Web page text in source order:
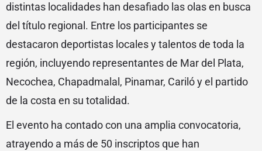
distintas localidades han desafiado las olas en busca
del título regional. Entre los participantes se
destacaron deportistas locales y talentos de toda la
región, incluyendo representantes de Mar del Plata,
Necochea, Chapadmalal, Pinamar, Cariló y el partido
de la costa en su totalidad.
El evento ha contado con una amplia convocatoria,
atrayendo a más de 50 inscriptos que han